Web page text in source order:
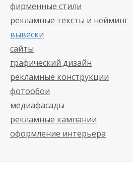
фирменные стили
рекламные тексты и нейминг
вывески
сайты
графический дизайн
рекламные конструкции
фотообои
медиафасады
рекламные кампании
оформление интерьера